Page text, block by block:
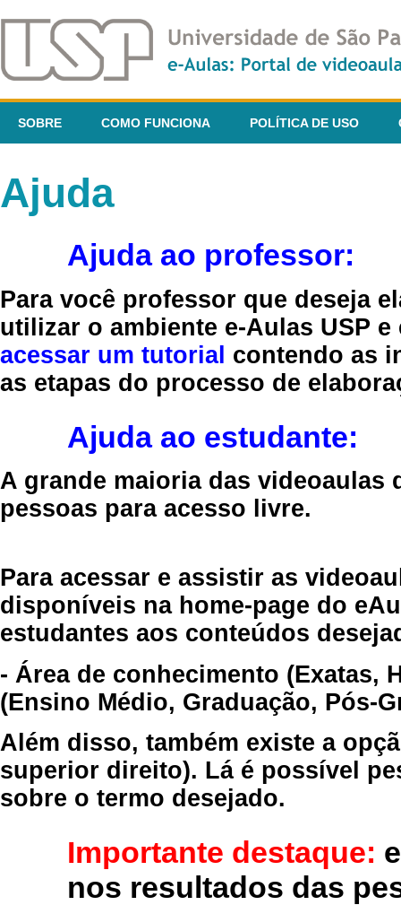
SOBRE COMO FUNCIONA POLÍTICA DE USO
Ajuda
Ajuda ao professor:
Para você professor que deseja
utilizar o ambiente e-Aulas USP
acessar um tutorial contendo as
as etapas do processo de
Ajuda ao estudante:
A grande maioria das videoaulas
pessoas para acesso livre.
Para acessar e assistir as
disponíveis na home-page do
estudantes aos conteúdos
- Área de conhecimento (Exatas,
(Ensino Médio, Graduação, Pós-
Além disso, também existe a
superior direito). Lá é possível
sobre o termo desejado.
Importante destaque:
nos resultados das